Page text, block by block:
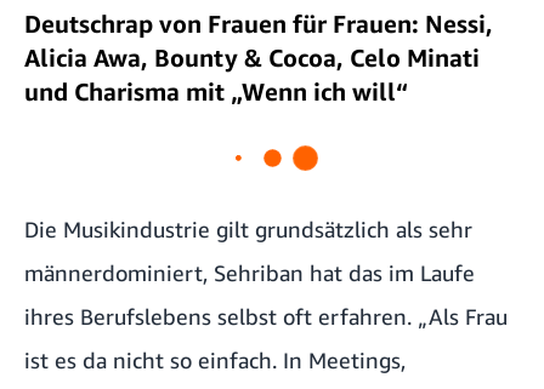
Deutschrap von Frauen für Frauen: Nessi,
Alicia Awa, Bounty & Cocoa, Celo Minati
und Charisma mit „Wenn ich will“
Die Musikindustrie gilt grundsätzlich als sehr
männerdominiert, Sehriban hat das im Laufe
ihres Berufslebens selbst oft erfahren. „Als Frau
ist es da nicht so einfach. In Meetings,